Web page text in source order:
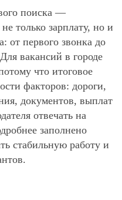
поиска —
только зарплату, но и
от первого звонка до
вакансий в городе
что итоговое
факторов: дороги,
документов, выплат
отвечать на
заполнено
стабильную работу и